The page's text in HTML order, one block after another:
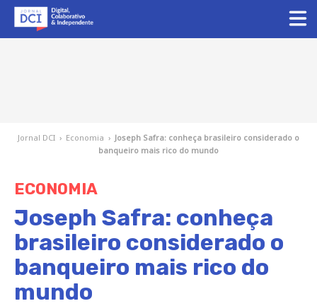
Jornal DCI › Economia › Joseph Safra: conheça brasileiro considerado o
banqueiro mais rico do mundo
ECONOMIA
Joseph Safra: conheça
brasileiro considerado o
banqueiro mais rico do
mundo